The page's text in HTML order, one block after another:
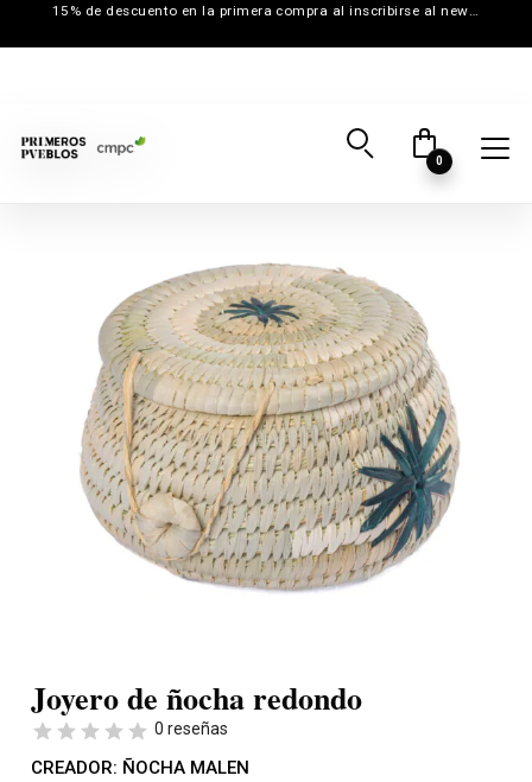
15% de descuento en la primera compra al inscribirse al newsletter
0
Joyero de ñocha redondo
0 reseñas
CREADOR: ÑOCHA MALEN